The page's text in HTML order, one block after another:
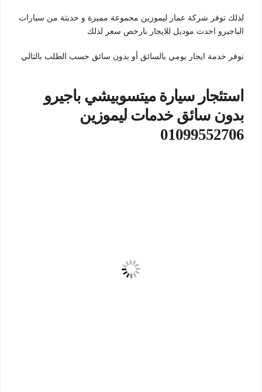
لذلك توفر شركة عمار ليموزين مجموعة مميزة و حديثة من سيارات
الباجيرو احدث موديل للايجار بارخص سعر لذلك
نوفر خدمة ايجار يومي بالسائق أو بدون سائق حسب الطلب بالتالي
استئجار سيارة ميتسوبيشي باجيرو
بدون سائق خدمات ليموزين
01099552706